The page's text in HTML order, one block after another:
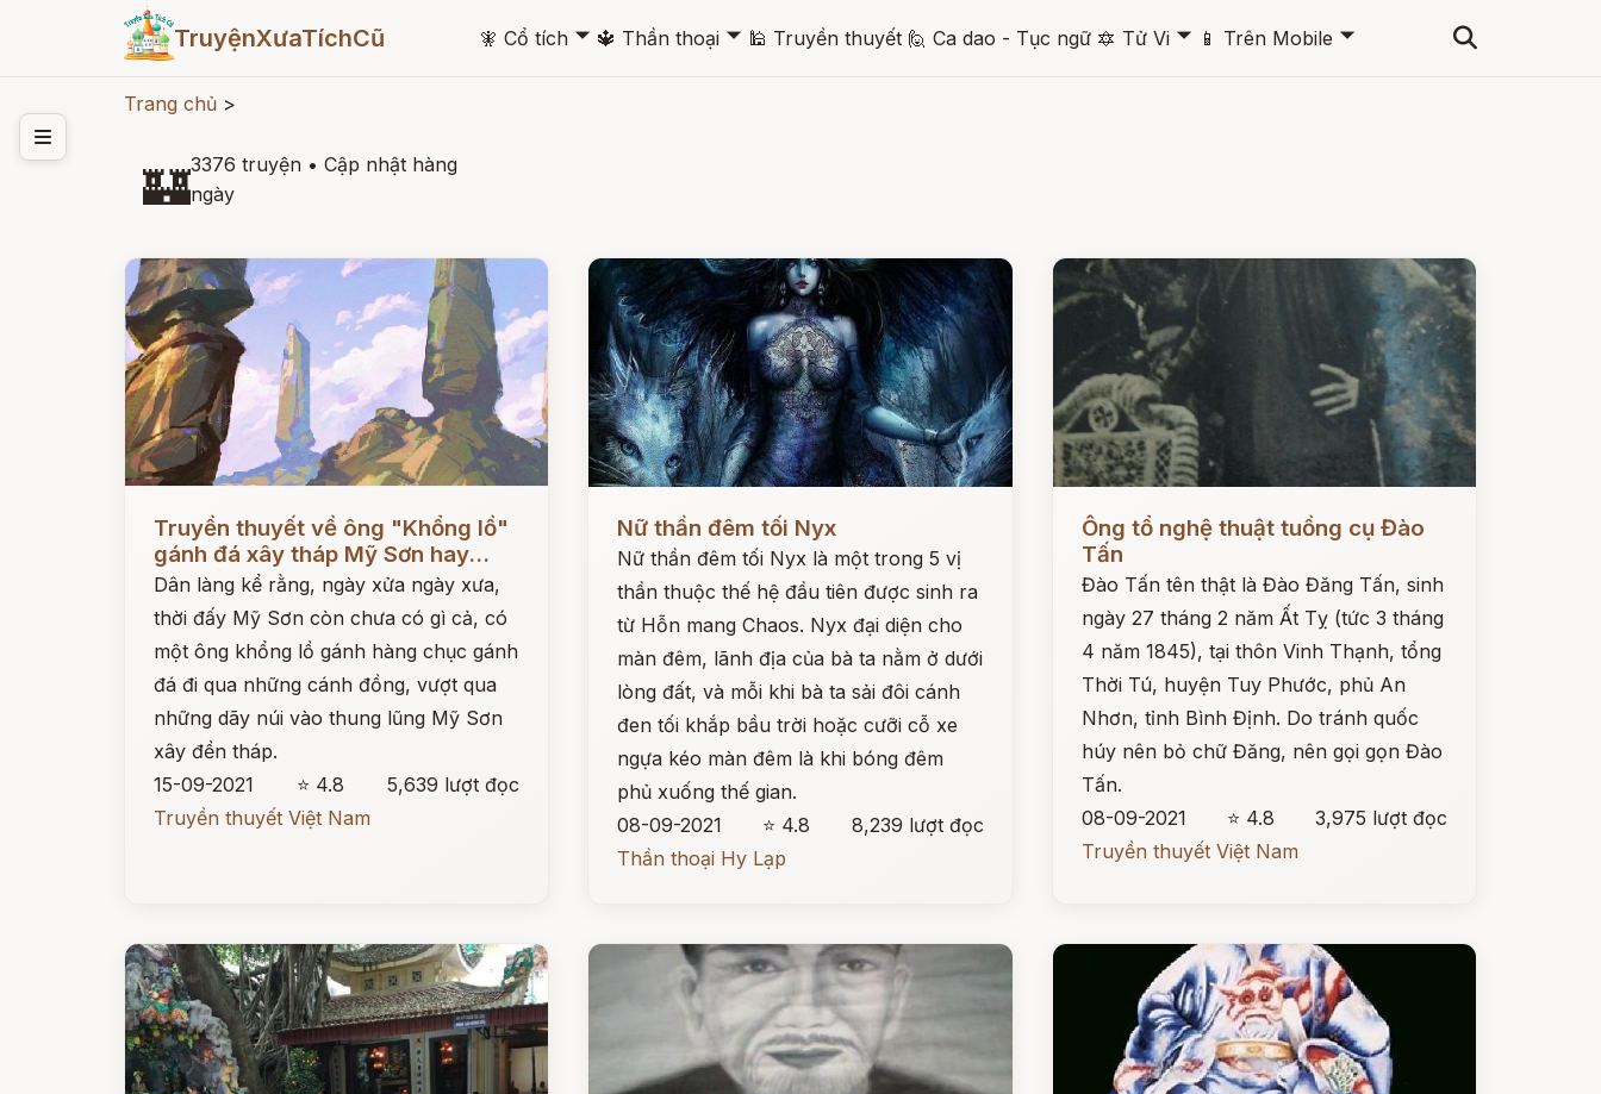
TruyệnXưaTíchCũ 🧚 Cổ tích 🞃 🔱 Thần thoại 🞃 🕌 Truyền thuyết 🙋 Ca dao - Tục ngữ 🔯 Tử Vi 🞃 📱 Trên Mobile 🞃
Trang chủ >
🏰3376 truyện • Cập nhật hàng
ngày
Đọc ngay
Truyền thuyết về ông "Khổng lồ"
gánh đá xây tháp Mỹ Sơn hay...
Dân làng kể rằng, ngày xửa ngày xưa,
thời đấy Mỹ Sơn còn chưa có gì cả, có
một ông khổng lồ gánh hàng chục gánh
đá đi qua những cánh đồng, vượt qua
những dãy núi vào thung lũng Mỹ Sơn
xây đền tháp.
15-09-2021
⭐ 4.8
5,639 lượt đọc
Truyền thuyết Việt Nam
Nữ thần đêm tối Nyx
Nữ thần đêm tối Nyx là một trong 5 vị
thần thuộc thế hệ đầu tiên được sinh ra
từ Hỗn mang Chaos. Nyx đại diện cho
màn đêm, lãnh địa của bà ta nằm ở dưới
lòng đất, và mỗi khi bà ta sải đôi cánh
đen tối khắp bầu trời hoặc cưỡi cỗ xe
ngựa kéo màn đêm là khi bóng đêm
phủ xuống thế gian.
08-09-2021
⭐ 4.8
8,239 lượt đọc
Thần thoại Hy Lạp
Đọc ngay
Ông tổ nghệ thuật tuồng cụ Đào
Tấn
Đào Tấn tên thật là Đào Đăng Tấn, sinh
ngày 27 tháng 2 năm Ất Tỵ (tức 3 tháng
4 năm 1845), tại thôn Vinh Thạnh, tổng
Thời Tú, huyện Tuy Phước, phủ An
Nhơn, tỉnh Bình Định. Do tránh quốc
húy nên bỏ chữ Đăng, nên gọi gọn Đào
Tấn.
08-09-2021
⭐ 4.8
3,975 lượt đọc
Truyền thuyết Việt Nam